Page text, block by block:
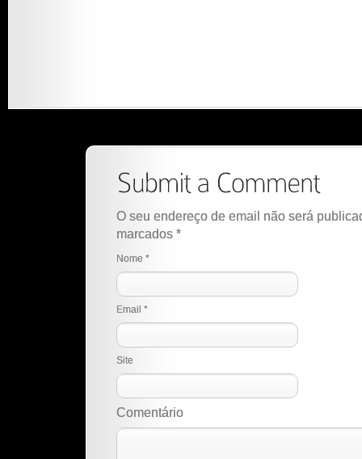
O seu endereço de email não será
marcados *
Nome *
Email *
Site
Comentário